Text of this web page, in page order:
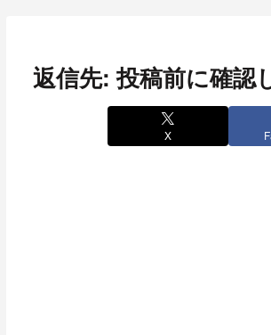
返信先: 投稿前に確認
X